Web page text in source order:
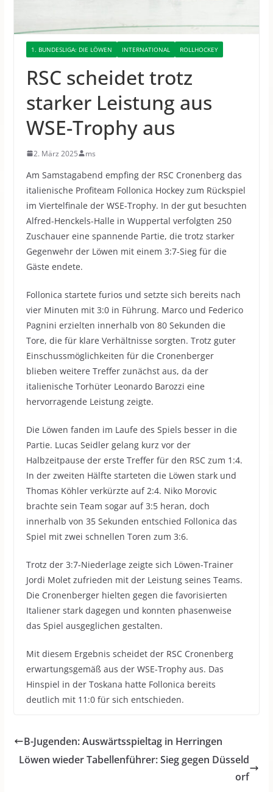
1. BUNDESLIGA: DIE LÖWEN INTERNATIONAL ROLLHOCKEY
RSC scheidet trotz
starker Leistung aus
WSE-Trophy aus
2. März 2025 ms
Am Samstagabend empfing der RSC Cronenberg das
italienische Profiteam Follonica Hockey zum Rückspiel
im Viertelfinale der WSE-Trophy. In der gut besuchten
Alfred-Henckels-Halle in Wuppertal verfolgten 250
Zuschauer eine spannende Partie, die trotz starker
Gegenwehr der Löwen mit einem 3:7-Sieg für die
Gäste endete.
Follonica startete furios und setzte sich bereits nach
vier Minuten mit 3:0 in Führung. Marco und Federico
Pagnini erzielten innerhalb von 80 Sekunden die
Tore, die für klare Verhältnisse sorgten. Trotz guter
Einschussmöglichkeiten für die Cronenberger
blieben weitere Treffer zunächst aus, da der
italienische Torhüter Leonardo Barozzi eine
hervorragende Leistung zeigte.
Die Löwen fanden im Laufe des Spiels besser in die
Partie. Lucas Seidler gelang kurz vor der
Halbzeitpause der erste Treffer für den RSC zum 1:4.
In der zweiten Hälfte starteten die Löwen stark und
Thomas Köhler verkürzte auf 2:4. Niko Morovic
brachte sein Team sogar auf 3:5 heran, doch
innerhalb von 35 Sekunden entschied Follonica das
Spiel mit zwei schnellen Toren zum 3:6.
Trotz der 3:7-Niederlage zeigte sich Löwen-Trainer
Jordi Molet zufrieden mit der Leistung seines Teams.
Die Cronenberger hielten gegen die favorisierten
Italiener stark dagegen und konnten phasenweise
das Spiel ausgeglichen gestalten.
Mit diesem Ergebnis scheidet der RSC Cronenberg
erwartungsgemäß aus der WSE-Trophy aus. Das
Hinspiel in der Toskana hatte Follonica bereits
deutlich mit 11:0 für sich entschieden.
B-Jugenden: Auswärtsspieltag in Herringen
Löwen wieder Tabellenführer: Sieg gegen Düsseld
orf